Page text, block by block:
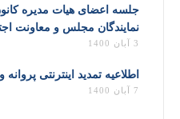
جلسه اعضای هیات مدیره
نمایندگان مجلس و معاونت
3 آبان 1400
اطلاعیه تمدید اینترنتی پروانه
7 آبان 1400